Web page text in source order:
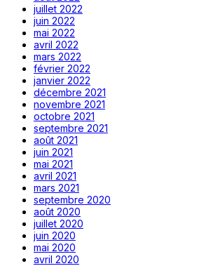
juillet 2022
juin 2022
mai 2022
avril 2022
mars 2022
février 2022
janvier 2022
décembre 2021
novembre 2021
octobre 2021
septembre 2021
août 2021
juin 2021
mai 2021
avril 2021
mars 2021
septembre 2020
août 2020
juillet 2020
juin 2020
mai 2020
avril 2020